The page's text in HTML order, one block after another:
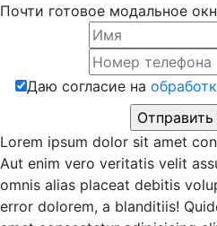
Почти готовое модальное
Даю согласие на
Lorem ipsum dolor sit amet
Aut enim vero veritatis velit
omnis alias placeat debitis
error dolorem, a blanditiis!